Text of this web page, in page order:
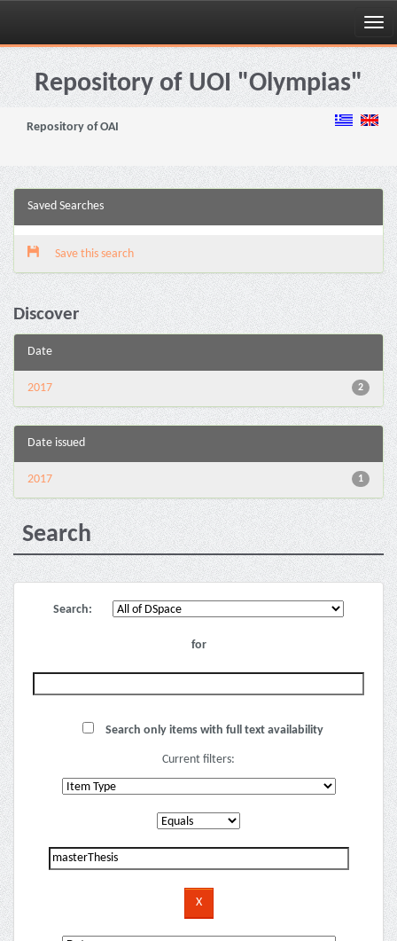
Skip
navigationRepository of UOI "Olympias"
Repository of OAI
Saved Searches
Save this search
Discover
Date
2
2017
Date issued
1
2017
Search
Search:
for
Search only items with full text availability
Current filters: